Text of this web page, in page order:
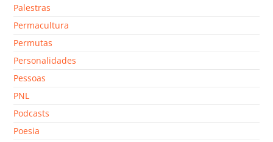
Palestras
Permacultura
Permutas
Personalidades
Pessoas
PNL
Podcasts
Poesia